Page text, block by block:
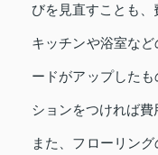
びを見直すことも、
キッチンや浴室な
ードがアップした
ションをつければ費
また、フローリン